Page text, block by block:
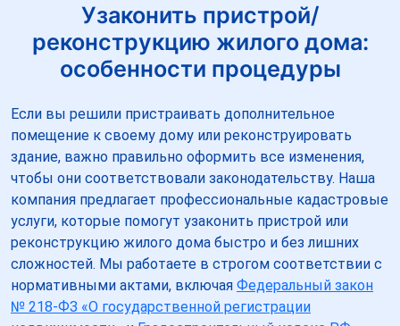
Узаконить пристрой/
реконструкцию жилого дома:
особенности процедуры
Если вы решили пристраивать дополнительное
помещение к своему дому или реконструировать
здание, важно правильно оформить все изменения,
чтобы они соответствовали законодательству. Наша
компания предлагает профессиональные кадастровые
услуги, которые помогут узаконить пристрой или
реконструкцию жилого дома быстро и без лишних
сложностей. Мы работаете в строгом соответствии с
нормативными актами, включая Федеральный закон
№ 218-ФЗ «О государственной регистрации